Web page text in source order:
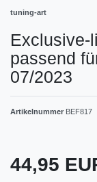
tuning-art
Exclusive-
passend
07/2023
Artikelnummer BEF817
44,95